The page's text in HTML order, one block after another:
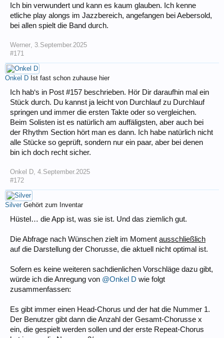
Ich bin verwundert und kann es kaum glauben. Ich kenne
etliche play alongs im Jazzbereich, angefangen bei Aebersold,
bei allen spielt die Band durch.
Werner 3.September.2025
#171
Onkel D Ist fast schon zuhause hier
Ich hab‘s in Post #157 beschrieben. Hör Dir daraufhin mal ein
Stück durch. Du kannst ja leicht von Durchlauf zu Durchlauf
springen und immer die ersten Takte oder so vergleichen.
Beim Solisten ist es natürlich am auffäligsten, aber auch bei
der Rhythm Section hört man es dann. Ich habe natürlich nicht
alle Stücke so geprüft, sondern nur ein paar, aber bei denen
bin ich doch recht sicher.
Onkel D 4.September.2025
#172
Silver Gehört zum Inventar
Hüstel… die App ist, was sie ist. Und das ziemlich gut.
Die Abfrage nach Wünschen zielt im Moment ausschließlich
auf die Darstellung der Chorusse, die aktuell nicht optimal ist.
Sofern es keine weiteren sachdienlichen Vorschläge dazu gibt,
würde ich die Anregung von @Onkel D wie folgt
zusammenfassen:
Es gibt immer einen Head-Chorus und der hat die Nummer 1.
Der Benutzer gibt dann die Anzahl der Gesamt-Chorusse x
ein, die gespielt werden sollen und der erste Repeat-Chorus